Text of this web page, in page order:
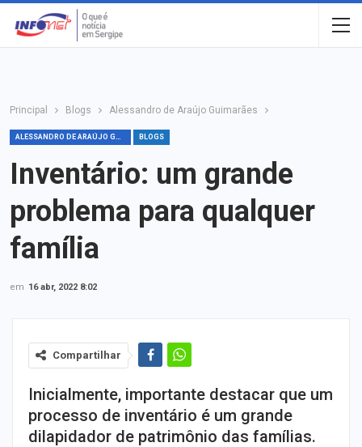
Principal Blogs Alessandro de Araújo Guimarães
ALESSANDRO DE ARAÚJO GUIMARÃES BLOGS
Inventário: um grande
problema para qualquer
família
em 16 abr, 2022 8:02
Compartilhar
Inicialmente, importante destacar que um
processo de inventário é um grande
dilapidador de patrimônio das famílias.